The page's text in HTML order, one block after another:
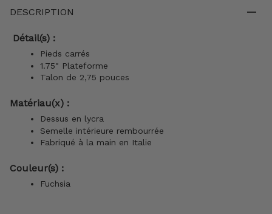
DESCRIPTION
Détail(s) :
Pieds carrés
1.75" Plateforme
Talon de 2,75 pouces
Matériau(x) :
Dessus en lycra
Semelle intérieure rembourrée
Fabriqué à la main en Italie
Couleur(s) :
Fuchsia